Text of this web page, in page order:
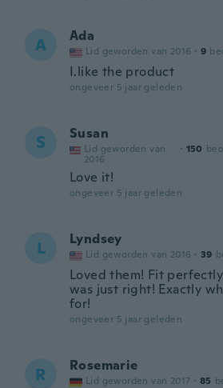
A Ada
Lid geworden van 2016 · 9
I.like the product
ongeveer 5 jaar geleden
S Susan
Lid geworden van
2016
· 150
Love it!
ongeveer 5 jaar geleden
L Lyndsey
Lid geworden van 2016 · 39
Loved them! Fit
was just right! Exactly
for!
ongeveer 5 jaar geleden
R Rosemarie
Lid geworden van 2017 · 85